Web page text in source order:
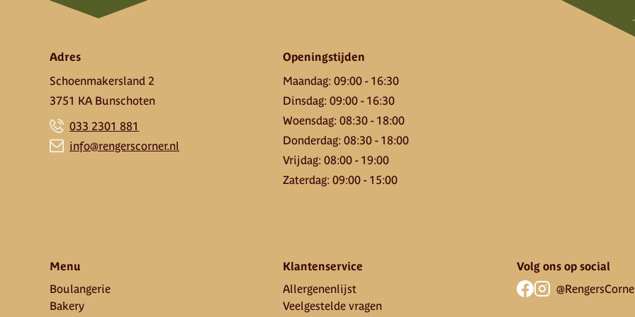
Adres
Schoenmakersland 2
3751 KA Bunschoten
033 2301 881
info@rengerscorner.nl
Openingstijden
Maandag:09:00 - 16:30
Dinsdag:09:00 - 16:30
Woensdag:08:30 - 18:00
Donderdag:08:30 - 18:00
Vrijdag:08:00 - 19:00
Zaterdag:09:00 - 15:00
Menu
Boulangerie
Bakery
Klantenservice
Allergenenlijst
Veelgestelde vragen
Volg ons op social